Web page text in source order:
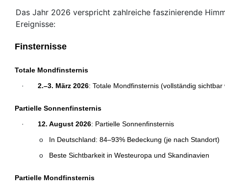
Das Jahr 2026 verspricht zahlreiche faszinierende
Ereignisse:
Finsternisse
Totale Mondfinsternis
·
2.–3. März 2026: Totale Mondfinsternis (vollständig
Partielle Sonnenfinsternis
·
12. August 2026: Partielle Sonnenfinsternis
o
In Deutschland: 84–93% Bedeckung (je nach Standort)
o
Beste Sichtbarkeit in Westeuropa und Skandinavien
Partielle Mondfinsternis